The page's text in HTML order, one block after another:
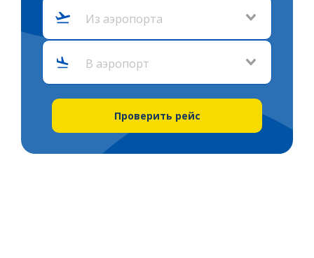
Из аэропорта
В аэропорт
Проверить рейс